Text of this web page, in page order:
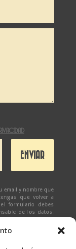
ENVIAR
email y nombre que
que volver a
formulario debes
de los datos:
del formulario |
Derechos: Tienes